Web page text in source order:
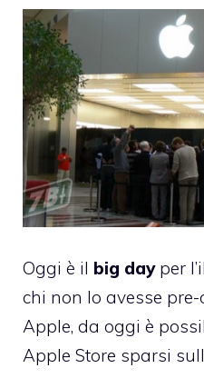
Oggi è il big dayper
chi non lo avesse
Apple, da oggi è
Apple Store sparsi